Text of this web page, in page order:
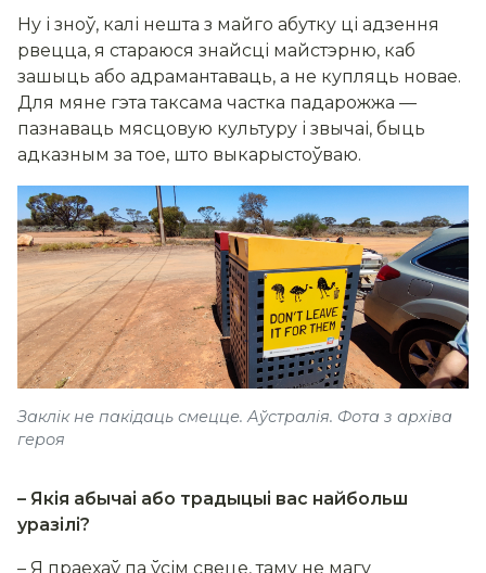
Ну і зноў, калі нешта з майго абутку ці адзення
рвецца, я стараюся знайсці майстэрню, каб
зашыць або адрамантаваць, а не купляць новае.
Для мяне гэта таксама частка падарожжа —
пазнаваць мясцовую культуру і звычаі, быць
адказным за тое, што выкарыстоўваю.
Заклік не пакідаць смецце. Аўстралія. Фота з архіва
героя
– Якія абычаі або традыцыі вас найбольш
уразілі?
– Я праехаў па ўсім свеце, таму не магу